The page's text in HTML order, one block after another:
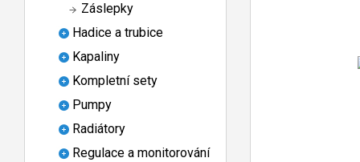
Záslepky
Hadice a trubice
Kapaliny
Kompletní sety
Pumpy
Radiátory
Regulace a monitorování